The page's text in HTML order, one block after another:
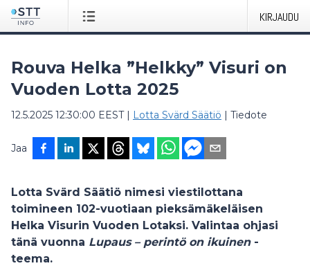
KIRJAUDU
Rouva Helka ”Helkky” Visuri on
Vuoden Lotta 2025
12.5.2025 12:30:00 EEST| Lotta Svärd Säätiö | Tiedote
Jaa
Lotta Svärd Säätiö nimesi viestilottana
toimineen 102-vuotiaan pieksämäkeläisen
Helka Visurin Vuoden Lotaksi. Valintaa ohjasi
tänä vuonna Lupaus – perintö on ikuinen-
teema.